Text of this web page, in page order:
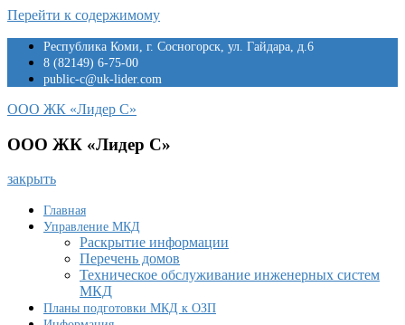
Перейти к содержимому
Республика Коми, г. Сосногорск, ул. Гайдара, д.6
8 (82149) 6-75-00
public-c@uk-lider.com
ООО ЖК «Лидер С»
ООО ЖК «Лидер С»
закрыть
Главная
Управление МКД
Раскрытие информации
Перечень домов
Техническое обслуживание инженерных систем
МКД
Планы подготовки МКД к ОЗП